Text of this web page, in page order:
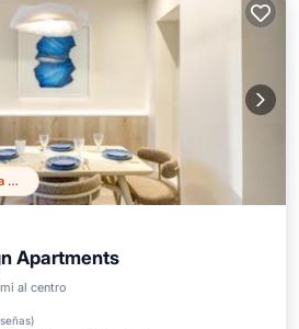
En el 20% superior en La Merced
Apartments
al centro
)
Aire acondicionado
Apto para niños